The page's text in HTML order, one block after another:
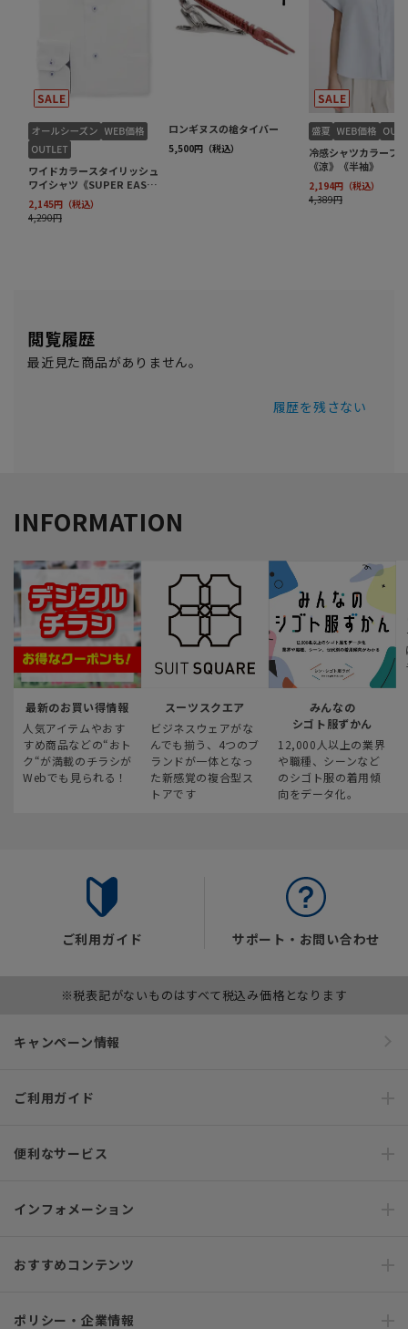
閲覧履歴
最近見た商品がありません。
履歴を残さない
INFORMATION
最新のお買い得情報
人気アイテムやおす
すめ商品などの“おト
ク“が満載のチラシが
Webでも見られる！
スーツスクエア
ビジネスウェアがな
んでも揃う、4つのブ
ランドが一体となっ
た新感覚の複合型ス
トアです
みんなの
シゴト服ずかん
12,000人以上の業界
や職種、シーンなど
のシゴト服の着用傾
向をデータ化。
ご利用ガイド サポート・お問い合わせ
※税表記がないものはすべて税込み価格となります
キャンペーン情報
ご利用ガイド
便利なサービス
インフォメーション
おすすめコンテンツ
ポリシー・企業情報